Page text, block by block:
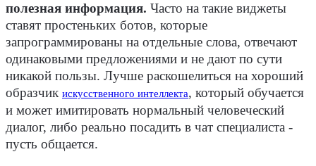
полезная информация. Часто на такие виджеты
ставят простеньких ботов, которые
запрограммированы на отдельные слова, отвечают
одинаковыми предложениями и не дают по сути
никакой пользы. Лучше раскошелиться на хороший
образчик искусственного интеллекта, который обучается
и может имитировать нормальный человеческий
диалог, либо реально посадить в чат специалиста -
пусть общается.